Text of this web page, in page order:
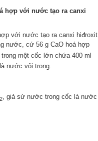
hợp với nước tạo ra canxi
với nước tạo ra canxi hiđroxit
nước, cứ 56 g CaO hoá hợp
một cốc lớn chứa 400 ml
nước vôi trong.
2
, giả sử nước trong cốc là nước